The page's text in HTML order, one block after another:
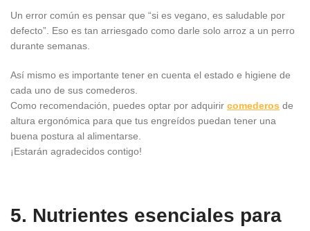
Un error común es pensar que “si es vegano, es saludable por
defecto”. Eso es tan arriesgado como darle solo arroz a un perro
durante semanas.
Así mismo es importante tener en cuenta el estado e higiene de
cada uno de sus comederos.
Como recomendación, puedes optar por adquirir comederos de
altura ergonómica para que tus engreídos puedan tener una
buena postura al alimentarse.
¡Estarán agradecidos contigo!
5. Nutrientes esenciales para